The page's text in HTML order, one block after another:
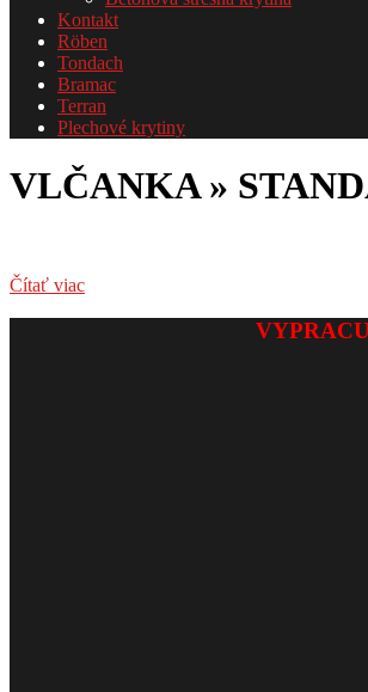
Kontakt
Röben
Tondach
Bramac
Terran
Plechové krytiny
VLČANKA »
Čítať viac
2017-